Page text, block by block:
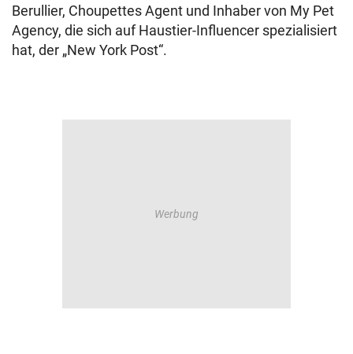
Berullier, Choupettes Agent und Inhaber von My Pet
Agency, die sich auf Haustier-Influencer spezialisiert
hat, der „New York Post“.